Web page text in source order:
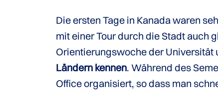
Die ersten Tage in Kanada waren
mit einer Tour durch die Stadt auch
Orientierungswoche der Universität
Ländern kennen. Während des
Office organisiert, so dass man